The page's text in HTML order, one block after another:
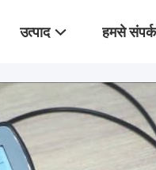
उत्पाद हमसे